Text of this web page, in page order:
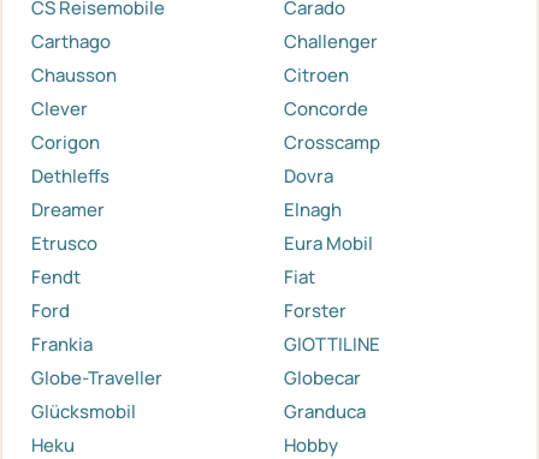
CS Reisemobile
Carado
Carthago
Challenger
Chausson
Citroen
Clever
Concorde
Corigon
Crosscamp
Dethleffs
Dovra
Dreamer
Elnagh
Etrusco
Eura Mobil
Fendt
Fiat
Ford
Forster
Frankia
GIOTTILINE
Globe-Traveller
Globecar
Glücksmobil
Granduca
Heku
Hobby